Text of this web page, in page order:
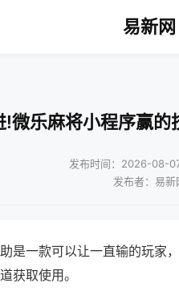
易新网
!微乐麻将小程序赢
发布时间：2026-08-
发布者：易新
是一款可以让一直输的玩家
获取使用。